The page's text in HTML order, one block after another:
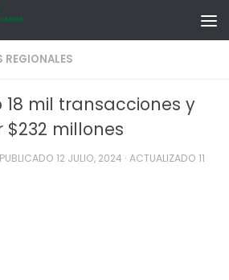
18 mil transacciones y
millones
PUBLICADO 12 JULIO, 2024 · ACTUALIZADO 11